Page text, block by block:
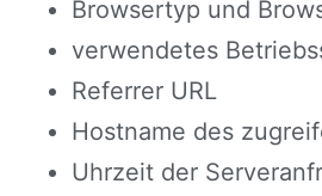
Browsertyp und
verwendetes
Referrer URL
Hostname des
Uhrzeit der